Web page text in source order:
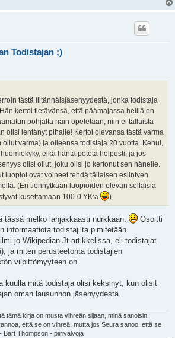
Todistajan ;)
tästä liitännäisjäsenyydestä, jonka todistaja
kertoi tietävänsä, että päämajassa heillä on
pohjalta näin opetetaan, niin ei tällaista
olisi lentänyt pihalle! Kertoi olevansa tästä varma
ollut varma) ja olleensa todistaja 20 vuotta. Kehui,
eikä häntä petetä helposti, ja jos
olisi ollut, joku olisi jo kertonut sen hänelle.
luopiot ovat voineet tehdä tällaisen esiintyen
(En tiennytkään luopioiden olevan sellaisia
kusettamaan 100-0 YK:a
)
tässä melko lahjakkaasti nurkkaan.
Osoitti
informaatiota todistajilta pimitetään
jo Wikipedian Jt-artikkelissa, eli todistajat
ja miten perusteetonta todistajien
vilpittömyyteen on.
kuulla mitä todistaja olisi keksinyt, kun olisit
oman lausunnon jäsenyydestä.
tämä kirja on musta vihreän sijaan, minä sanoisin:
että se on vihreä, mutta jos Seura sanoo, että se
Bart Thompson - piirivalvoja